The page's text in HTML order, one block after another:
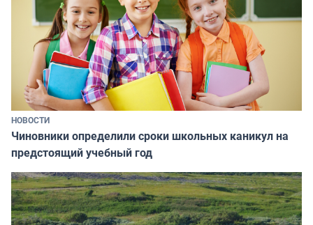
НОВОСТИ
Чиновники определили сроки школьных каникул на
предстоящий учебный год